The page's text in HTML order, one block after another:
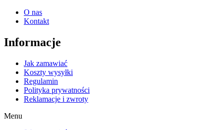
O nas
Kontakt
Informacje
Jak zamawiać
Koszty wysyłki
Regulamin
Polityka prywatności
Reklamacje i zwroty
Menu